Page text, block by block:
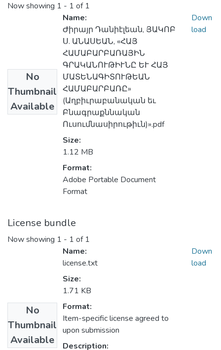
Now showing 1 - 1 of 1
No
Thumbnail
Available
Name:
Ժիրայր Դանիէլեան, ՅԱԿՈԲ
Ս. ԱՆԱՍԵԱՆ, «ՀԱՅ
ՀԱՄԱԲԱՐԲԱՌԱՅԻՆ
ԳՐԱԿԱՆՈՒԹԻՒՆԸ ԵՒ ՀԱՅ
ՄԱՏԵՆԱԳԻՏՈՒԹԵԱՆ
ՀԱՄԱԲԱՐԲԱՌԸ»
(Աղբիւրաբանական եւ
Բնագրաքննական
Ուսումնասիրութիւն)».pdf
Size:
1.12 MB
Format:
Adobe Portable Document
Format
Down
load
License bundle
Now showing 1 - 1 of 1
No
Thumbnail
Available
Name:
license.txt
Size:
1.71 KB
Format:
Item-specific license agreed to
upon submission
Description:
Down
load